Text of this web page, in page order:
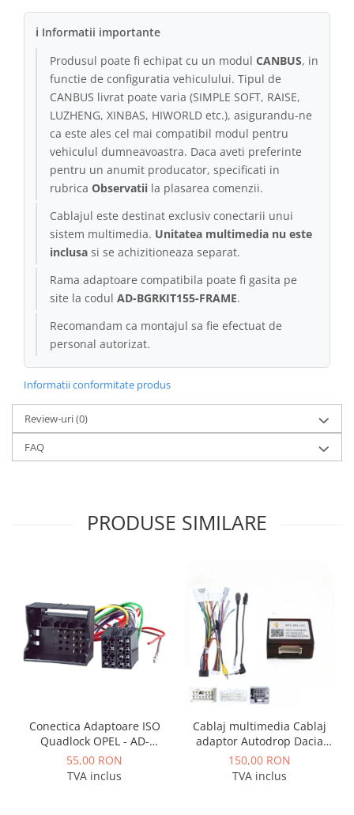
ℹ Informatii importante
Produsul poate fi echipat cu un modul CANBUS, in
functie de configuratia vehiculului. Tipul de
CANBUS livrat poate varia (SIMPLE SOFT, RAISE,
LUZHENG, XINBAS, HIWORLD etc.), asigurandu-ne
ca este ales cel mai compatibil modul pentru
vehiculul dumneavoastra. Daca aveti preferinte
pentru un anumit producator, specificati in
rubrica Observatii la plasarea comenzii.
Cablajul este destinat exclusiv conectarii unui
sistem multimedia. Unitatea multimedia nu este
inclusa si se achizitioneaza separat.
Rama adaptoare compatibila poate fi gasita pe
site la codul AD-BGRKIT155-FRAME.
Recomandam ca montajul sa fie efectuat de
personal autorizat.
Informatii conformitate produs
Review-uri(0)
FAQ
PRODUSE SIMILARE
Conectica Adaptoare ISO
Quadlock OPEL - AD-
ISOOPEL
55,00 RON
TVA inclus
Cablaj multimedia Cablaj
adaptor Autodrop Dacia
Logan / Sandero pentru
Navigatii multimedia
150,00 RON
TVA inclus